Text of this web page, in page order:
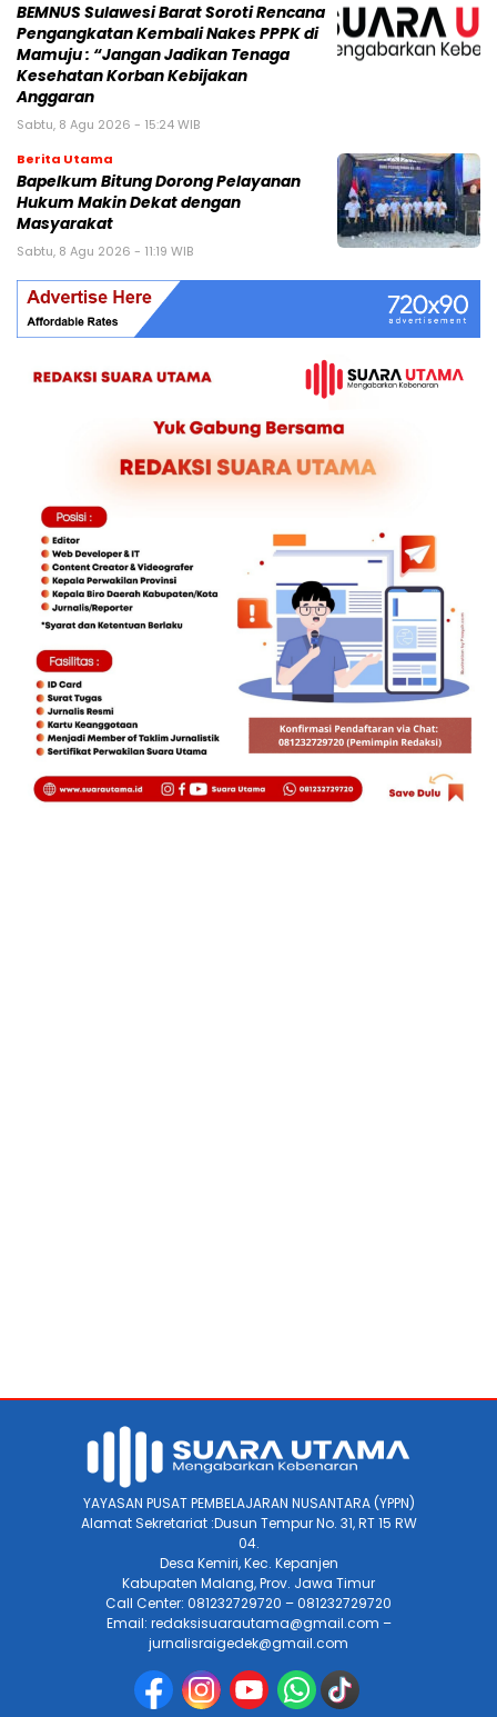
BEMNUS Sulawesi Barat Soroti Rencana
Pengangkatan Kembali Nakes PPPK di
Mamuju : “Jangan Jadikan Tenaga
Kesehatan Korban Kebijakan
Anggaran
Sabtu, 8 Agu 2026 - 15:24 WIB
Berita Utama
Bapelkum Bitung Dorong Pelayanan
Hukum Makin Dekat dengan
Masyarakat
Sabtu, 8 Agu 2026 - 11:19 WIB
YAYASAN PUSAT PEMBELAJARAN NUSANTARA (YPPN)
Alamat Sekretariat :Dusun Tempur No. 31, RT 15 RW
04.
Desa Kemiri, Kec. Kepanjen
Kabupaten Malang, Prov. Jawa Timur
Call Center: 081232729720 – 081232729720
Email: redaksisuarautama@gmail.com –
jurnalisraigedek@gmail.com